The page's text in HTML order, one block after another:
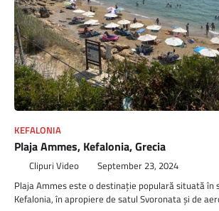
KEFALONIA
Plaja Ammes, Kefalonia, Grecia
Clipuri Video September 23, 2024
Plaja Ammes este o destinație populară situată în
Kefalonia, în apropiere de satul Svoronata și de